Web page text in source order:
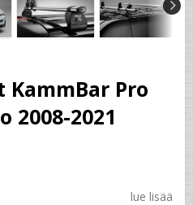
Pro
2008-2021
lue lisää